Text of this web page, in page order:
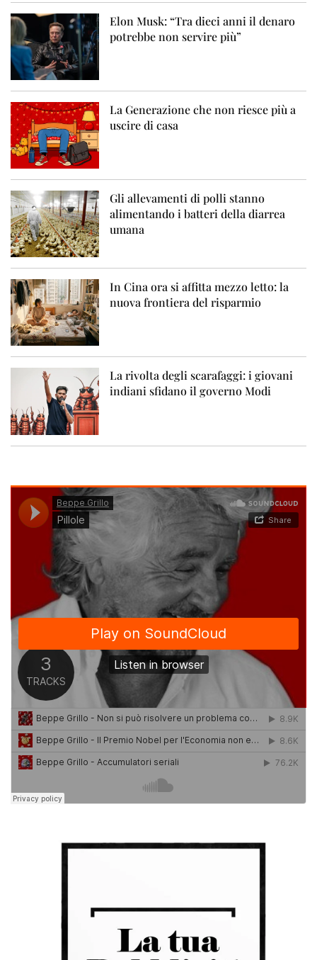
Elon Musk: “Tra dieci anni il denaro
potrebbe non servire più”
La Generazione che non riesce più a
uscire di casa
Gli allevamenti di polli stanno
alimentando i batteri della diarrea
umana
In Cina ora si affitta mezzo letto: la
nuova frontiera del risparmio
La rivolta degli scarafaggi: i giovani
indiani sfidano il governo Modi